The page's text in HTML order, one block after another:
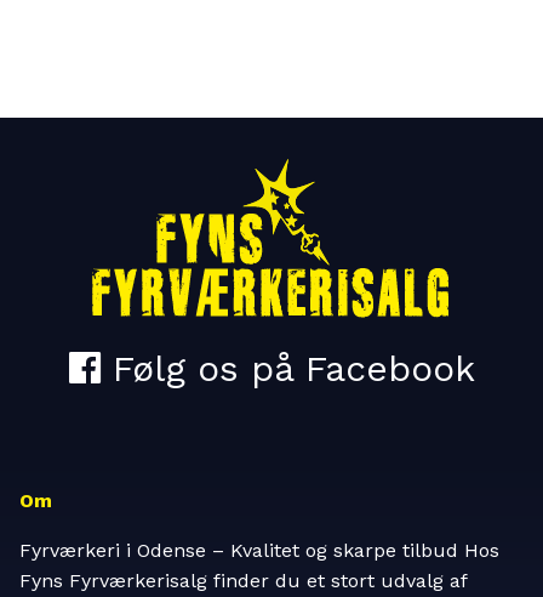
Om
Fyrværkeri i Odense – Kvalitet og skarpe tilbud Hos
Fyns Fyrværkerisalg finder du et stort udvalg af